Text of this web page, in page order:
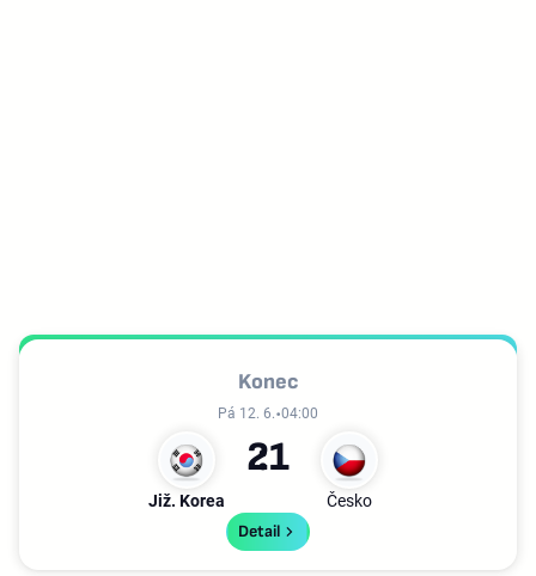
Konec
Pá 12. 6. 04:00
Již. Korea
2
Česko
1
Detail